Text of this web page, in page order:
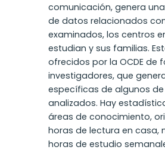
comunicación, genera
de datos relacionados
examinados, los centros
estudian y sus familias.
ofrecidos por la OCDE de
investigadores, que
específicas de algunos
analizados. Hay
áreas de conocimiento,
horas de lectura en casa,
horas de estudio